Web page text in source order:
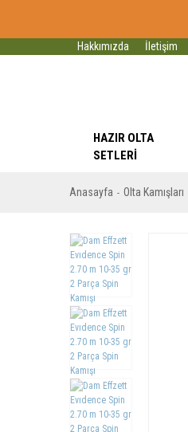
Hakkımızda İletişim
HAZIR OLTA
SETLERI
Anasayfa Olta Kamışları